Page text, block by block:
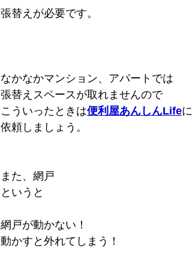
張替えが必要です。
なかなかマンション、アパートでは
張替えスペースが取れませんので
こういったときは便利屋あんしんLifeに
依頼しましょう。
また、網戸
というと
網戸が動かない！
動かすと外れてしまう！